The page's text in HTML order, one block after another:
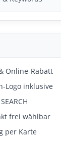
Online-Rabatt
Logo inklusive
frei wählbar
per Karte